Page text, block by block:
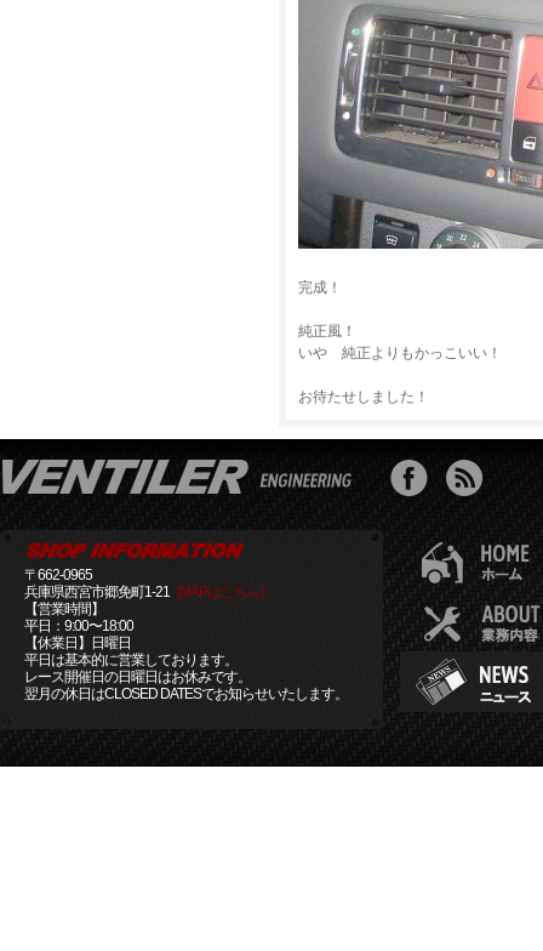
完成！
純正風！
いや 純正よりもかっこいい！
お待たせしました！
〒662-0965
兵庫県西宮市郷免町1-21 [MAPはこちら]
【営業時間】
平日：9:00〜18:00
【休業日】日曜日
平日は基本的に営業しております。
レース開催日の日曜日はお休みです。
翌月の休日はCLOSED DATESでお知らせいたします。